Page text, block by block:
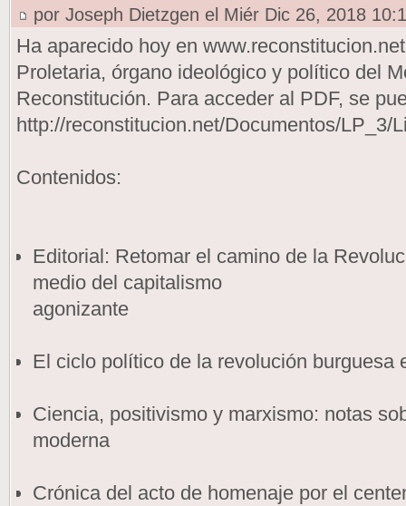
por Joseph Dietzgen el Miér Dic 26, 2018
Ha aparecido hoy en
Proletaria, órgano ideológico y político del
Reconstitución. Para acceder al PDF, se
http://reconstitucion.net/Documentos/LP_3/
Contenidos:
Editorial: Retomar el camino de la
medio del capitalismo
agonizante
El ciclo político de la revolución burguesa
Ciencia, positivismo y marxismo: notas
moderna
Crónica del acto de homenaje por el